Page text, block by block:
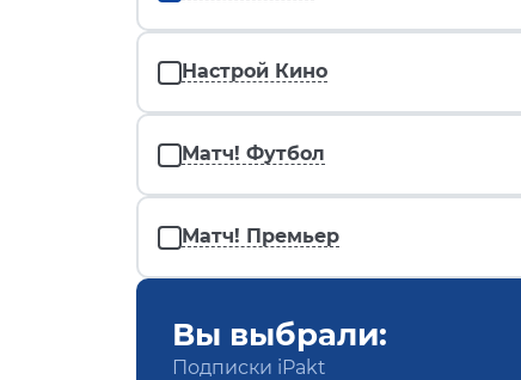
Настрой Кино
Матч! Футбол
Матч! Премьер
Вы выбрали:
Подписки iPakt